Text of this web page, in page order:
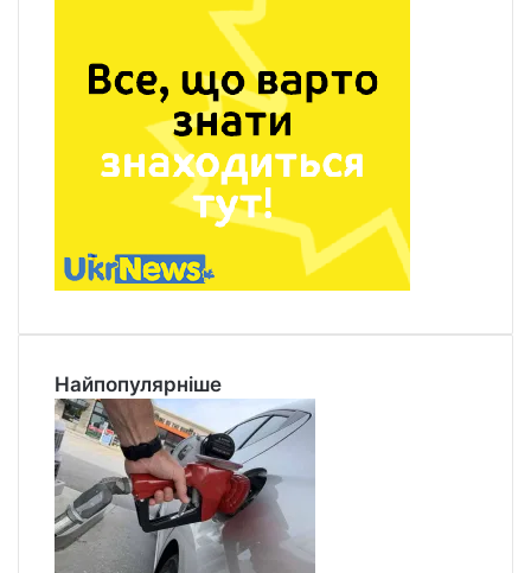
Найпопулярніше